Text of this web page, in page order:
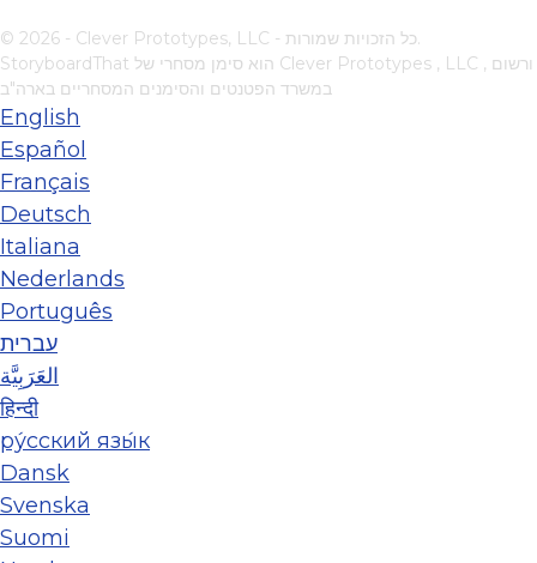
© 2026 - Clever Prototypes, LLC - כל הזכויות שמורות.
Clever Prototypes , LLC , ורשום
במשרד הפטנטים והסימנים המסחריים בארה"ב
English
Español
Français
Deutsch
Italiana
Nederlands
Português
עברית
العَرَبِيَّة
हिन्दी
ру́сский язы́к
Dansk
Svenska
Suomi